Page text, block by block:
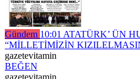
Gündem 10:01 ATATÜRK’ ÜN
“MİLLETİMİZİN
gazetevitamin
BEĞEN
gazetevitamin